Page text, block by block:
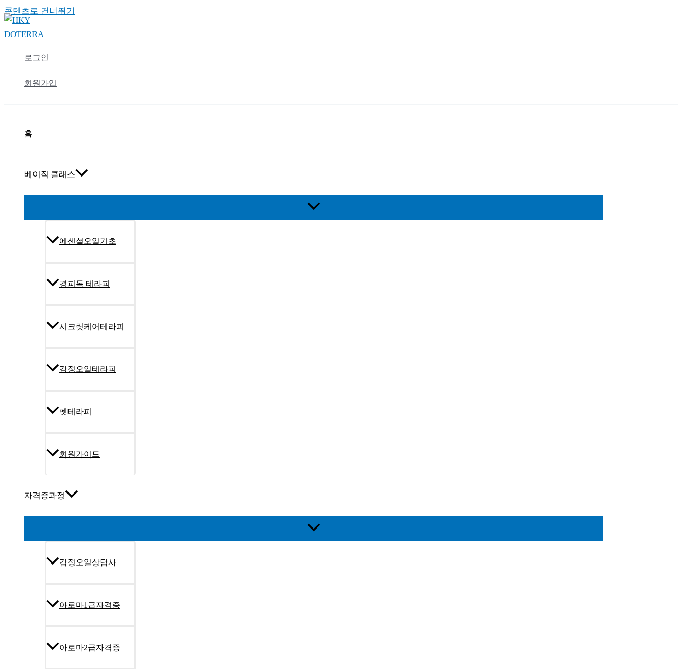
콘텐츠로 건너뛰기
로그인
회원가입
홈
베이직 클래스
에센셜오일기초
경피독 테라피
시크릿케어테라피
감정오일테라피
펫테라피
회원가이드
자격증과정
감정오일상담사
아로마1급자격증
아로마2급자격증